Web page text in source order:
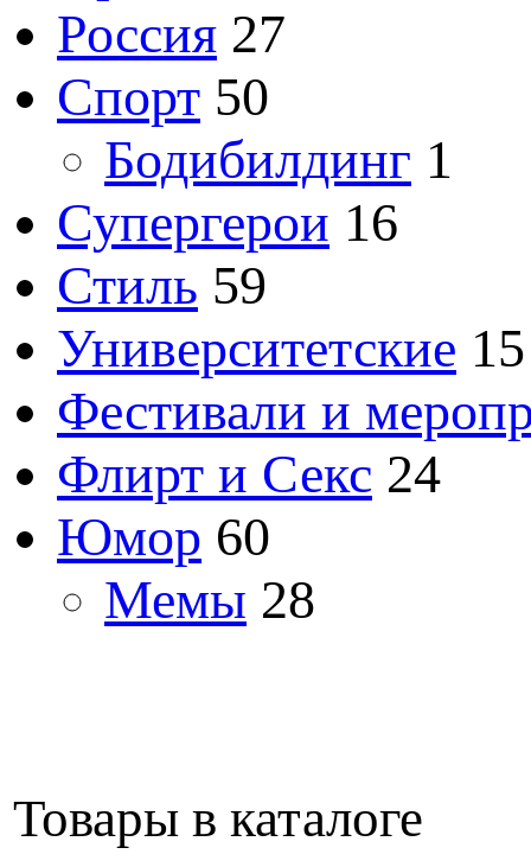
Россия 27
Спорт 50
Бодибилдинг 1
Супергерои 16
Стиль 59
Университетские 15
Фестивали и
Флирт и Секс 24
Юмор 60
Мемы 28
Товары в каталоге